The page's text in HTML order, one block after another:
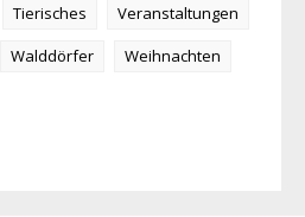
Tierisches
Veranstaltungen
Walddörfer
Weihnachten